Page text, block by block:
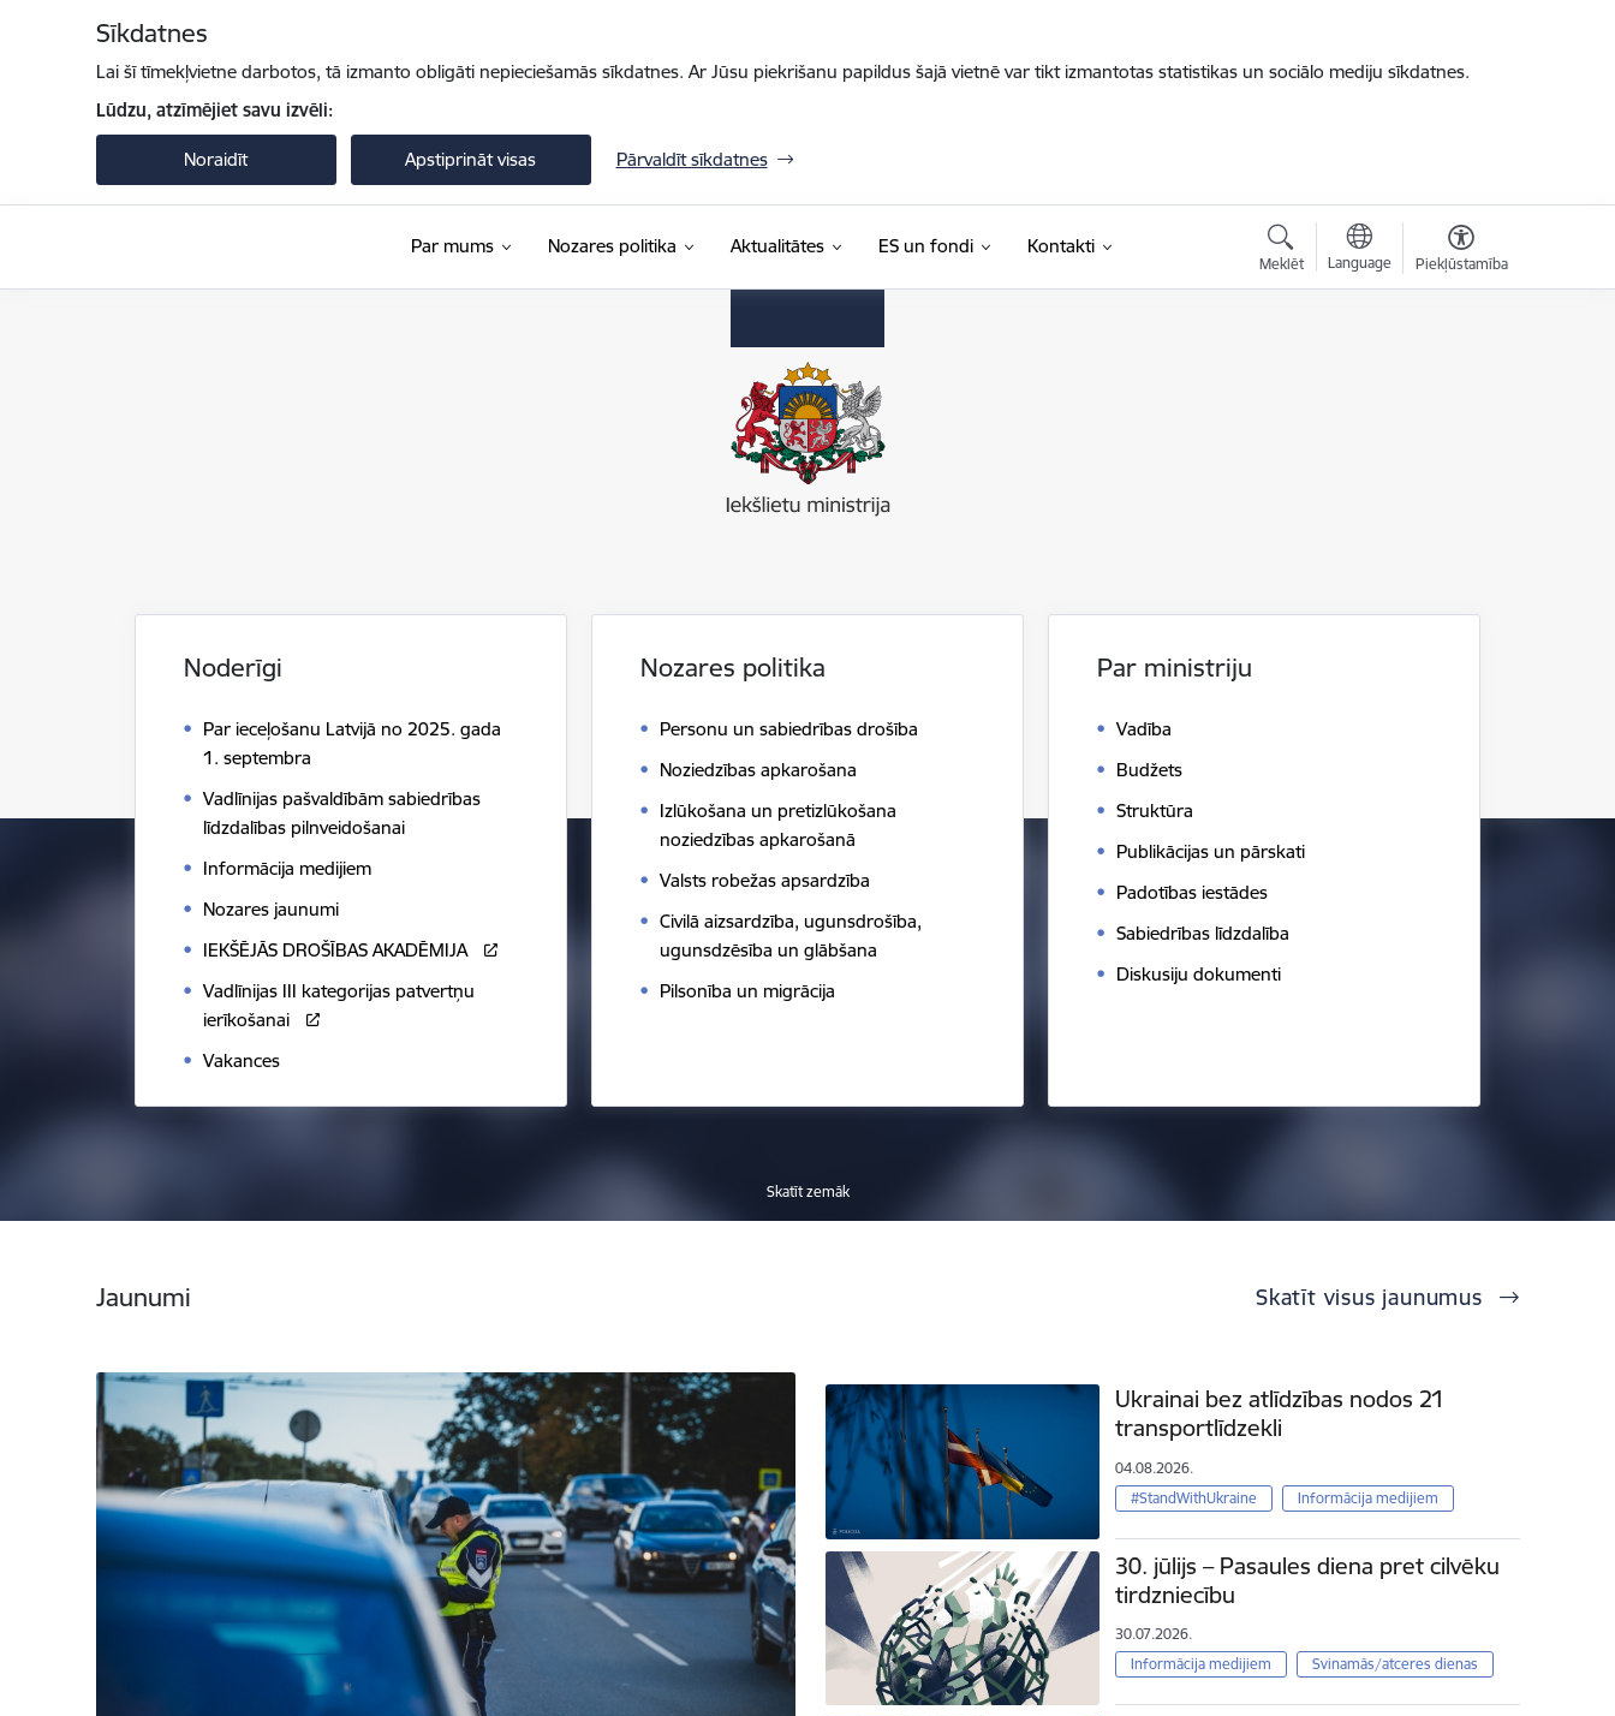
Sīkdatnes
Lai šī tīmekļvietne darbotos, tā izmanto obligāti nepieciešamās sīkdatnes. Ar Jūsu piekrišanu papildus šajā vietnē var tikt izmantotas statistikas un sociālo mediju sīkdatnes.
Lūdzu, atzīmējiet savu izvēli:
Noraidīt Apstiprināt visas Pārvaldīt sīkdatnes
Par mums Nozares politika Aktualitātes ES un fondi Kontakti
Meklēt Language Piekļūstamība
Noderīgi
Par ieceļošanu Latvijā no 2025. gada
1. septembra
Vadlīnijas pašvaldībām sabiedrības
līdzdalības pilnveidošanai
Informācija medijiem
Nozares jaunumi
IEKŠĒJĀS DROŠĪBAS AKADĒMIJA
Vadlīnijas III kategorijas patvertņu
ierīkošanai
Vakances
Nozares politika
Personu un sabiedrības drošība
Noziedzības apkarošana
Izlūkošana un pretizlūkošana
noziedzības apkarošanā
Valsts robežas apsardzība
Civilā aizsardzība, ugunsdrošība,
ugunsdzēsība un glābšana
Pilsonība un migrācija
Par ministriju
Vadība
Budžets
Struktūra
Publikācijas un pārskati
Padotības iestādes
Sabiedrības līdzdalība
Diskusiju dokumenti
Skatīt zemāk
Jaunumi Skatīt visus jaunumus
Ukrainai bez atlīdzības nodos 21
transportlīdzekli
04.08.2026.
#StandWithUkraine
Informācija medijiem
30. jūlijs – Pasaules diena pret cilvēku
tirdzniecību
30.07.2026.
Informācija medijiem
Svinamās/atceres dienas